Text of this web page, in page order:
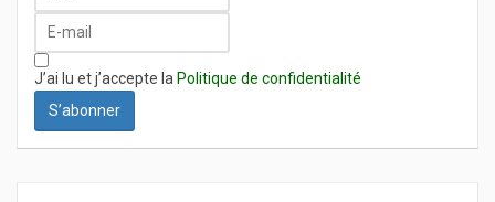
J’ai lu et j’accepte la Politique de confidentialité
S’abonner